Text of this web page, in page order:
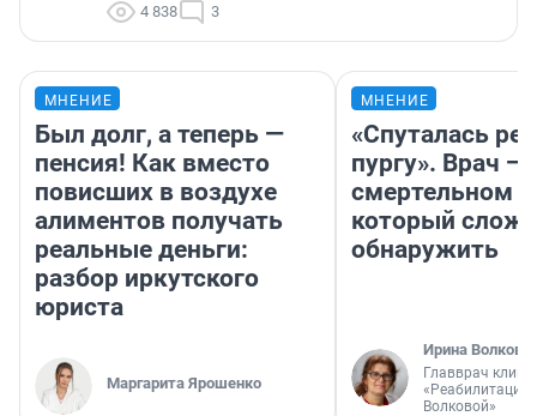
4 838 3
МНЕНИЕ
Был долг, а теперь —
пенсия! Как вместо
повисших в воздухе
алиментов получать
реальные деньги:
разбор иркутского
юриста
Маргарита Ярошенко
МНЕНИЕ
«Спуталась
пургу». Врач —
смертельном
который
обнаружить
Ирина Волкова
Главврач
«Реабилитация
Волковой»